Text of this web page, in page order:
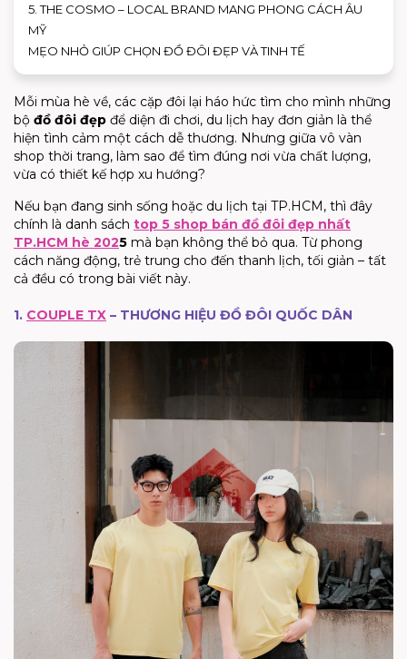
5. THE COSMO – LOCAL BRAND MANG PHONG CÁCH ÂU
MỸ
MẸO NHỎ GIÚP CHỌN ĐỒ ĐÔI ĐẸP VÀ TINH TẾ
Mỗi mùa hè về, các cặp đôi lại háo hức tìm cho mình những
bộ đồ đôi đẹp để diện đi chơi, du lịch hay đơn giản là thể
hiện tình cảm một cách dễ thương. Nhưng giữa vô vàn
shop thời trang, làm sao để tìm đúng nơi vừa chất lượng,
vừa có thiết kế hợp xu hướng?
Nếu bạn đang sinh sống hoặc du lịch tại TP.HCM, thì đây
chính là danh sách top 5 shop bán đồ đôi đẹp nhất
TP.HCM hè 2025 mà bạn không thể bỏ qua. Từ phong
cách năng động, trẻ trung cho đến thanh lịch, tối giản – tất
cả đều có trong bài viết này.
1. COUPLE TX – THƯƠNG HIỆU ĐỒ ĐÔI QUỐC DÂN